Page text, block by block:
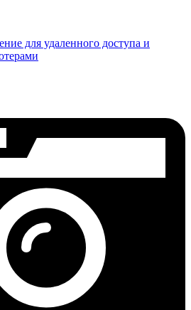
для удаленного доступа и